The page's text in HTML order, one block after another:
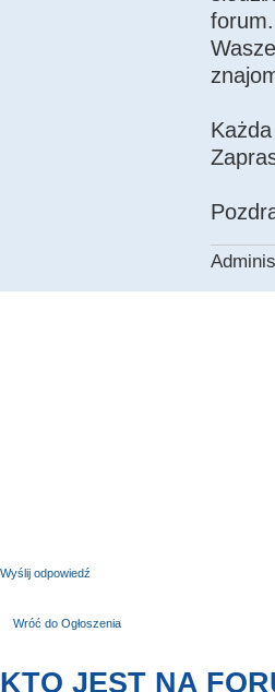
forum.
Wyślij odpowiedź
Wróć do Ogłoszenia
KTO JEST NA